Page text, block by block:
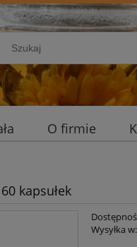
O firmie
kapsułek
Wysyłka w: